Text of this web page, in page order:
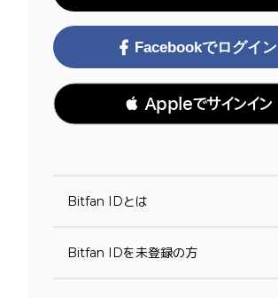
Facebookでログイン
 Appleでサインイン
Bitfan IDとは
Bitfan IDを未登録の方